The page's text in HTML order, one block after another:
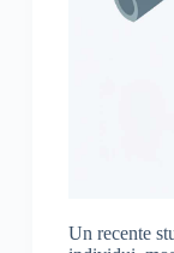
Un recente